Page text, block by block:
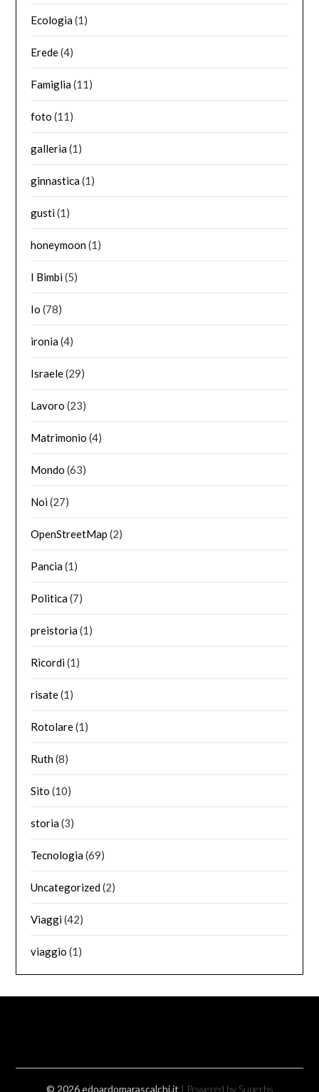
Ecologia(1)
Erede(4)
Famiglia(11)
foto (11)
galleria(1)
ginnastica(1)
gusti(1)
honeymoon(1)
I Bimbi(5)
Io (78)
ironia(4)
Israele(29)
Lavoro (23)
Matrimonio (4)
Mondo (63)
Noi(27)
OpenStreetMap (2)
Pancia(1)
Politica(7)
preistoria(1)
Ricordi(1)
risate(1)
Rotolare(1)
Ruth(8)
Sito (10)
storia(3)
Tecnologia(69)
Uncategorized(2)
Viaggi(42)
viaggio (1)
© 2026 edoardomarascalchi.it | Powered by Superbs